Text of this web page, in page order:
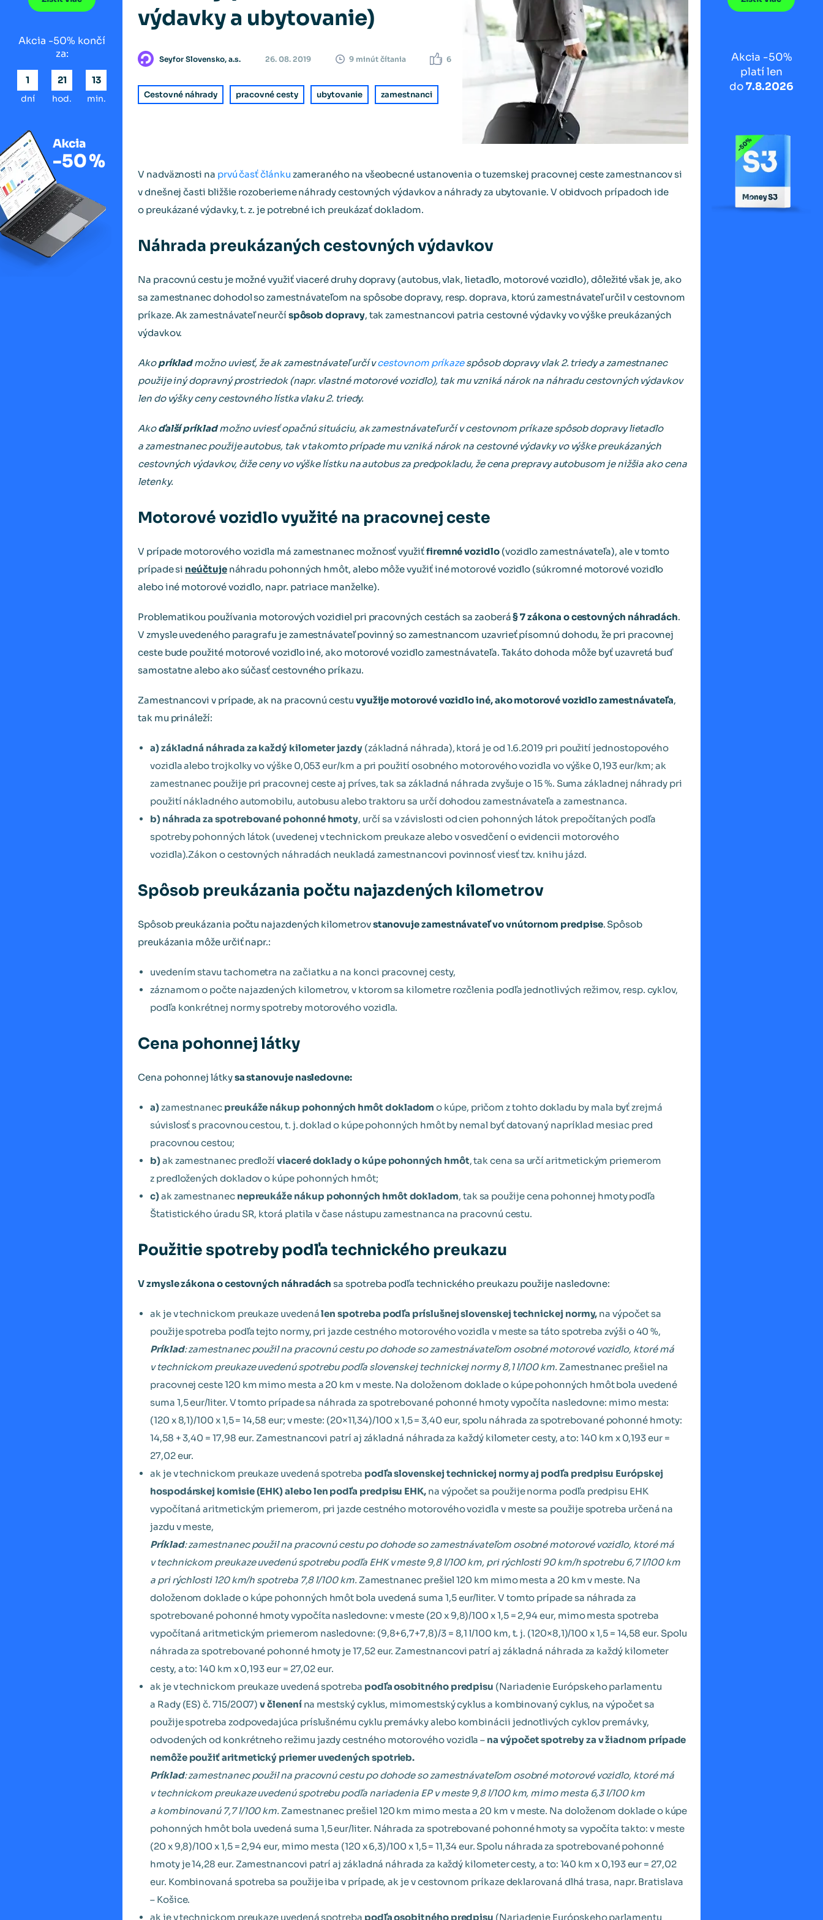
Akcia -50% končí
za:
1
dní
21
hod.
13
min.
výdavky a ubytovanie)
Seyfor Slovensko, a.s. 26. 08. 2019 9 minút čítania 6
Cestovné náhrady pracovné cesty ubytovanie zamestnanci
V nadväznosti na prvú časť článku zameraného na všeobecné ustanovenia o tuzemskej pracovnej ceste zamestnancov si
v dnešnej časti bližšie rozoberieme náhrady cestovných výdavkov a náhrady za ubytovanie. V obidvoch prípadoch ide
o preukázané výdavky, t. z. je potrebné ich preukázať dokladom.
Náhrada preukázaných cestovných výdavkov
Na pracovnú cestu je možné využiť viaceré druhy dopravy (autobus, vlak, lietadlo, motorové vozidlo), dôležité však je, ako
sa zamestnanec dohodol so zamestnávateľom na spôsobe dopravy, resp. doprava, ktorú zamestnávateľ určil v cestovnom
príkaze. Ak zamestnávateľ neurčí spôsob dopravy, tak zamestnancovi patria cestovné výdavky vo výške preukázaných
výdavkov.
Akopríkladmožno uviesť, že ak zamestnávateľ určí vcestovnom príkazespôsob dopravy vlak 2. triedy a zamestnanec
použije iný dopravný prostriedok (napr. vlastné motorové vozidlo), tak mu vzniká nárok na náhradu cestovných výdavkov
len do výšky ceny cestovného lístka vlaku 2. triedy.
Akoďalší príkladmožno uviesť opačnú situáciu, ak zamestnávateľ určí v cestovnom príkaze spôsob dopravy lietadlo
a zamestnanec použije autobus, tak v takomto prípade mu vzniká nárok na cestovné výdavky vo výške preukázaných
cestovných výdavkov, čiže ceny vo výške lístku na autobus za predpokladu, že cena prepravy autobusom je nižšia ako cena
letenky.
Motorové vozidlo využité na pracovnej ceste
V prípade motorového vozidla má zamestnanec možnosť využiťfiremné vozidlo(vozidlo zamestnávateľa), ale v tomto
prípade si neúčtujenáhradu pohonných hmôt, alebo môže využiť iné motorové vozidlo (súkromné motorové vozidlo
alebo iné motorové vozidlo, napr. patriace manželke).
Problematikou používania motorových vozidiel pri pracovných cestách sa zaoberá§ 7 zákona o cestovných náhradách.
V zmysle uvedeného paragrafu je zamestnávateľ povinný so zamestnancom uzavrieť písomnú dohodu, že pri pracovnej
ceste bude použité motorové vozidlo iné, ako motorové vozidlo zamestnávateľa. Takáto dohoda môže byť uzavretá buď
samostatne alebo ako súčasť cestovného príkazu.
Zamestnancovi v prípade, ak na pracovnú cestu využije motorové vozidlo iné, ako motorové vozidlo zamestnávateľa,
tak mu prináleží:
a) základná náhrada za každý kilometer jazdy(základná náhrada), ktorá je od 1.6.2019 pri použití jednostopového
vozidla alebo trojkolky vo výške 0,053 eur/km a pri použití osobného motorového vozidla vo výške 0,193 eur/km; ak
zamestnanec použije pri pracovnej ceste aj príves, tak sa základná náhrada zvyšuje o 15 %. Suma základnej náhrady pri
použití nákladného automobilu, autobusu alebo traktoru sa určí dohodou zamestnávateľa a zamestnanca.
b) náhrada za spotrebované pohonné hmoty, určí sa v závislosti od cien pohonných látok prepočítaných podľa
spotreby pohonných látok (uvedenej v technickom preukaze alebo v osvedčení o evidencii motorového
vozidla).Zákon o cestovných náhradách neukladá zamestnancovi povinnosť viesť tzv. knihu jázd.
Spôsob preukázania počtu najazdených kilometrov
Spôsob preukázania počtu najazdených kilometrovstanovuje zamestnávateľ vo vnútornom predpise. Spôsob
preukázania môže určiť napr.:
uvedením stavu tachometra na začiatku a na konci pracovnej cesty,
záznamom o počte najazdených kilometrov, v ktorom sa kilometre rozčlenia podľa jednotlivých režimov, resp. cyklov,
podľa konkrétnej normy spotreby motorového vozidla.
Cena pohonnej látky
Cena pohonnej látkysa stanovuje nasledovne:
a)zamestnanec preukáže nákup pohonných hmôt dokladom o kúpe, pričom z tohto dokladu by mala byť zrejmá
súvislosť s pracovnou cestou, t. j. doklad o kúpe pohonných hmôt by nemal byť datovaný napríklad mesiac pred
pracovnou cestou;
b)ak zamestnanec predložíviaceré doklady o kúpe pohonných hmôt, tak cena sa určí aritmetickým priemerom
z predložených dokladov o kúpe pohonných hmôt;
c)ak zamestnanec nepreukáže nákup pohonných hmôt dokladom, tak sa použije cena pohonnej hmoty podľa
Štatistického úradu SR, ktorá platila v čase nástupu zamestnanca na pracovnú cestu.
Použitie spotreby podľa technického preukazu
V zmysle zákona o cestovných náhradách sa spotreba podľa technického preukazu použije nasledovne:
ak je v technickom preukaze uvedenálen spotreba podľa príslušnej slovenskej technickej normy, na výpočet sa
použije spotreba podľa tejto normy, pri jazde cestného motorového vozidla v meste sa táto spotreba zvýši o 40 %,
Príklad: zamestnanec použil na pracovnú cestu po dohode so zamestnávateľom osobné motorové vozidlo, ktoré má
v technickom preukaze uvedenú spotrebu podľa slovenskej technickej normy 8,1 l/100 km.Zamestnanec prešiel na
pracovnej ceste 120 km mimo mesta a 20 km v meste. Na doloženom doklade o kúpe pohonných hmôt bola uvedené
suma 1,5 eur/liter. V tomto prípade sa náhrada za spotrebované pohonné hmoty vypočíta nasledovne: mimo mesta:
(120 x 8,1)/100 x 1,5 = 14,58 eur; v meste: (20×11,34)/100 x 1,5 = 3,40 eur, spolu náhrada za spotrebované pohonné hmoty:
14,58 + 3,40 = 17,98 eur. Zamestnancovi patrí aj základná náhrada za každý kilometer cesty, a to: 140 km x 0,193 eur =
27,02 eur.
ak je v technickom preukaze uvedená spotreba podľa slovenskej technickej normy aj podľa predpisu Európskej
hospodárskej komisie (EHK) alebo len podľa predpisu EHK, na výpočet sa použije norma podľa predpisu EHK
vypočítaná aritmetickým priemerom, pri jazde cestného motorového vozidla v meste sa použije spotreba určená na
jazdu v meste,
Príklad: zamestnanec použil na pracovnú cestu po dohode so zamestnávateľom osobné motorové vozidlo, ktoré má
v technickom preukaze uvedenú spotrebu podľa EHK v meste 9,8 l/100 km, pri rýchlosti 90 km/h spotrebu 6,7 l/100 km
a pri rýchlosti 120 km/h spotreba 7,8 l/100 km.Zamestnanec prešiel 120 km mimo mesta a 20 km v meste. Na
doloženom doklade o kúpe pohonných hmôt bola uvedená suma 1,5 eur/liter. V tomto prípade sa náhrada za
spotrebované pohonné hmoty vypočíta nasledovne: v meste (20 x 9,8)/100 x 1,5 = 2,94 eur, mimo mesta spotreba
vypočítaná aritmetickým priemerom nasledovne: (9,8+6,7+7,8)/3 = 8,1 l/100 km, t. j. (120×8,1)/100 x 1,5 = 14,58 eur. Spolu
náhrada za spotrebované pohonné hmoty je 17,52 eur. Zamestnancovi patrí aj základná náhrada za každý kilometer
cesty, a to: 140 km x 0,193 eur = 27,02 eur.
ak je v technickom preukaze uvedená spotreba podľa osobitného predpisu (Nariadenie Európskeho parlamentu
a Rady (ES) č. 715/2007)v členenína mestský cyklus, mimomestský cyklus a kombinovaný cyklus, na výpočet sa
použije spotreba zodpovedajúca príslušnému cyklu premávky alebo kombinácii jednotlivých cyklov premávky,
odvodených od konkrétneho režimu jazdy cestného motorového vozidla – na výpočet spotreby za v žiadnom prípade
nemôže použiť aritmetický priemer uvedených spotrieb.
Príklad: zamestnanec použil na pracovnú cestu po dohode so zamestnávateľom osobné motorové vozidlo, ktoré má
v technickom preukaze uvedenú spotrebu podľa nariadenia EP v meste 9,8 l/100 km, mimo mesta 6,3 l/100 km
a kombinovanú 7,7 l/100 km. Zamestnanec prešiel 120 km mimo mesta a 20 km v meste. Na doloženom doklade o kúpe
pohonných hmôt bola uvedená suma 1,5 eur/liter. Náhrada za spotrebované pohonné hmoty sa vypočíta takto: v meste
(20 x 9,8)/100 x 1,5 = 2,94 eur, mimo mesta (120 x 6,3)/100 x 1,5 = 11,34 eur. Spolu náhrada za spotrebované pohonné
hmoty je 14,28 eur. Zamestnancovi patrí aj základná náhrada za každý kilometer cesty, a to: 140 km x 0,193 eur = 27,02
eur. Kombinovaná spotreba sa použije iba v prípade, ak je v cestovnom príkaze deklarovaná dlhá trasa, napr. Bratislava
– Košice.
ak je v technickom preukaze uvedená spotreba podľa osobitného predpisu (Nariadenie Európskeho parlamentu
Akcia -50%
platí len
do7.8.2026